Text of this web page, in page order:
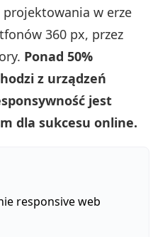
projektowania w erze
360 px, przez
Ponad 50%
z urządzeń
jest
dla sukcesu online.
responsive web